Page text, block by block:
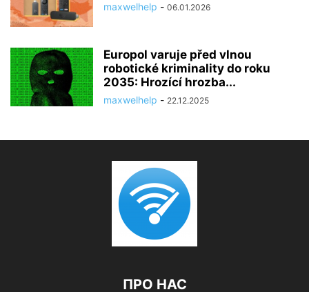
maxwelhelp - 06.01.2026
Europol varuje před vlnou
robotické kriminality do roku
2035: Hrozící hrozba...
maxwelhelp - 22.12.2025
ПРО НАС